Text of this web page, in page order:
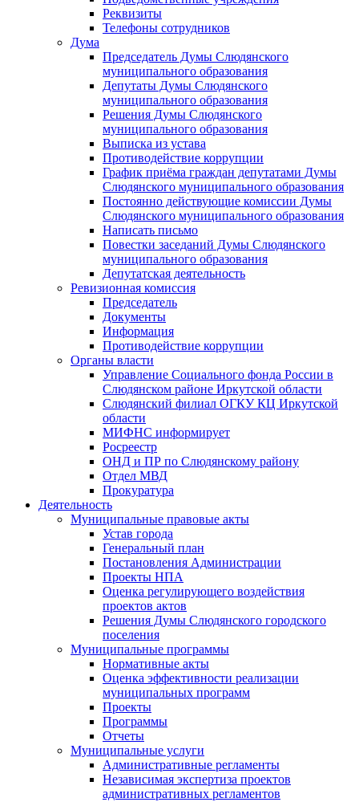
Реквизиты
Телефоны сотрудников
Дума
Председатель Думы Слюдянского
муниципального образования
Депутаты Думы Слюдянского
муниципального образования
Решения Думы Слюдянского
муниципального образования
Выписка из устава
Противодействие коррупции
График приёма граждан депутатами Думы
Слюдянского муниципального образования
Постоянно действующие комиссии Думы
Слюдянского муниципального образования
Написать письмо
Повестки заседаний Думы Слюдянского
муниципального образования
Депутатская деятельность
Ревизионная комиссия
Председатель
Документы
Информация
Противодействие коррупции
Органы власти
Управление Социального фонда России в
Слюдянском районе Иркутской области
Слюдянский филиал ОГКУ КЦ Иркутской
области
МИФНС информирует
Росреестр
ОНД и ПР по Слюдянскому району
Отдел МВД
Прокуратура
Деятельность
Муниципальные правовые акты
Устав города
Генеральный план
Постановления Администрации
Проекты НПА
Оценка регулирующего воздействия
проектов актов
Решения Думы Слюдянского городского
поселения
Муниципальные программы
Нормативные акты
Оценка эффективности реализации
муниципальных программ
Проекты
Программы
Отчеты
Муниципальные услуги
Административные регламенты
Независимая экспертиза проектов
административных регламентов